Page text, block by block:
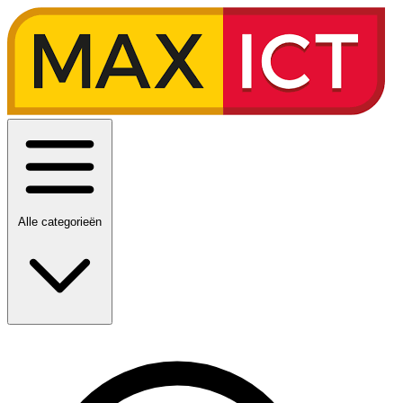
Alle categorieën